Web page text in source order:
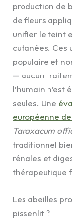
production de
de fleurs
unifier le teint
cutanées. Ces
populaire et
— aucun
l’humain
seules. Une
européenne
Taraxacum
traditionnel
rénales et
thérapeutique
Les abeilles
pissenlit ?